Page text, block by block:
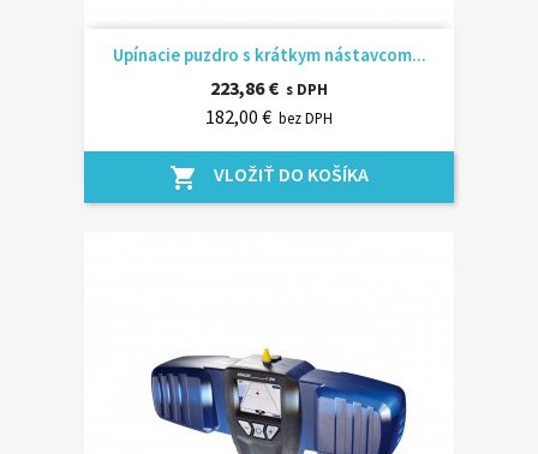
Upínacie puzdro s krátkym nástavcom...
223,86 € s DPH
182,00 € bez DPH
shopping_cart VLOŽIŤ DO KOŠÍKA